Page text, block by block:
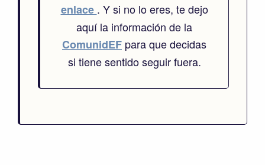
enlace . Y si no lo eres, te dejo
aquí la información de la
ComunidEF para que decidas
si tiene sentido seguir fuera.